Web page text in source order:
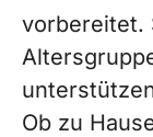
vorbereitet.
Ob zu